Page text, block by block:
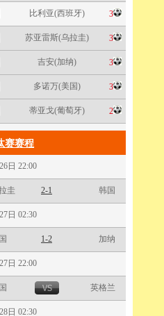
比利亚(西班牙) 3
苏亚雷斯(乌拉圭) 3
吉安(加纳) 3
多诺万(美国) 3
蒂亚戈(葡萄牙) 2
赛赛程
日 22:00
圭 2-1 韩国
日 02:30
1-2 加纳
日 22:00
英格兰
日 02:30